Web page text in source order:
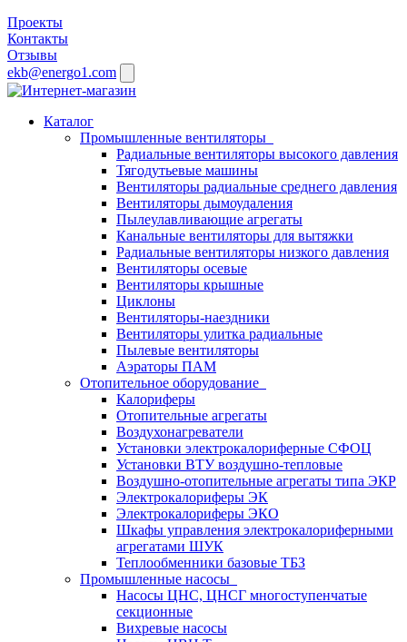
Проекты
Контакты
Отзывы
ekb@energo1.com
Каталог
Промышленные вентиляторы
Радиальные вентиляторы высокого давления
Тягодутьевые машины
Вентиляторы радиальные среднего давления
Вентиляторы дымоудаления
Пылеулавливающие агрегаты
Канальные вентиляторы для вытяжки
Радиальные вентиляторы низкого давления
Вентиляторы осевые
Вентиляторы крышные
Циклоны
Вентиляторы-наездники
Вентиляторы улитка радиальные
Пылевые вентиляторы
Аэраторы ПАМ
Отопительное оборудование
Калориферы
Отопительные агрегаты
Воздухонагреватели
Установки электрокалориферные СФОЦ
Установки ВТУ воздушно-тепловые
Воздушно-отопительные агрегаты типа ЭКР
Электрокалориферы ЭК
Электрокалориферы ЭКО
Шкафы управления электрокалориферными
агрегатами ШУК
Теплообменники базовые ТБЗ
Промышленные насосы
Насосы ЦНС, ЦНСГ многоступенчатые
секционные
Вихревые насосы